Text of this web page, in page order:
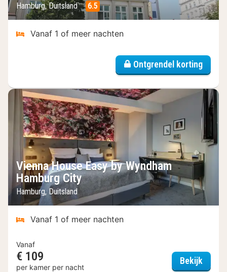
Hamburg, Duitsland 6.5
Vanaf 1 of meer nachten
Ontgrendel korting
Vienna House Easy by Wyndham
Hamburg City
Hamburg, Duitsland
Vanaf 1 of meer nachten
Vanaf
€ 109
per kamer per nacht
Bekijk